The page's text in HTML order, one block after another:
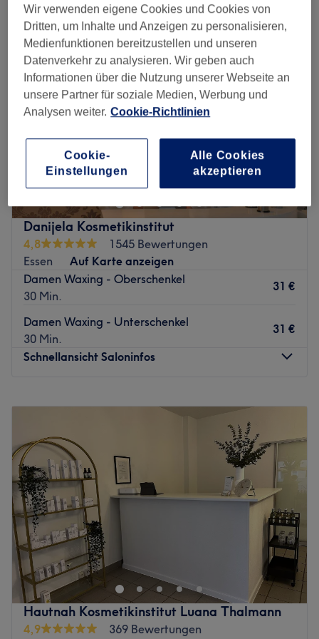
damen waxing - beine in der Nähe von Frintrop, Essen
Danijela Kosmetikinstitut
4,8
1545 Bewertungen
Essen
Auf Karte anzeigen
Damen Waxing - Oberschenkel
30 Min.
31 €
Damen Waxing - Unterschenkel
30 Min.
31 €
Schnellansicht Saloninfos
09:00 –18:00
Donnerstag
09:00–18:00
Freitag
09:00–18:00
Samstag
09:00–13:00
Sonntag
Geschlossen
Das Danijela Kosmetikinsitut in der Frintroper Straße 414-
418 in Essen ist eine Wohlfühloase für Fans von wahrer
Schönheit. Das Kosmetikstudio brilliert mit einem
breitgefächerten Angebot an Behandlungen für Gesicht
und Körper. Lass dich mit hochwertigen
Beautybehandlungen zum Strahlen bringen und buche dir
dafür deinen Wunschtermin jetzt mit Treatwell - online
Hautnah Kosmetikinstitut Luana Thalmann
4,9
369 Bewertungen
Wir verwenden eigene Cookies und Cookies von
Dritten, um Inhalte und Anzeigen zu personalisieren,
Medienfunktionen bereitzustellen und unseren
Datenverkehr zu analysieren. Wir geben auch
Informationen über die Nutzung unserer Webseite an
unsere Partner für soziale Medien, Werbung und
Analysen weiter. Cookie-Richtlinien
Cookie-
Einstellungen
Alle Cookies
akzeptieren